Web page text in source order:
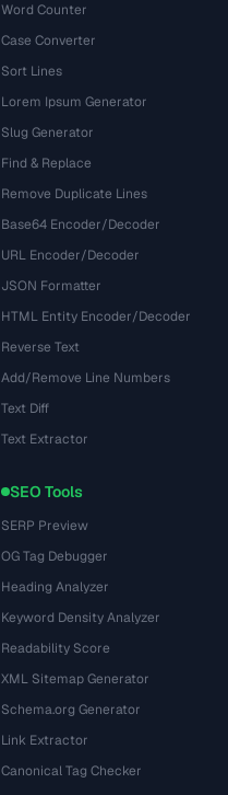
Word Counter
Case Converter
Sort Lines
Lorem Ipsum Generator
Slug Generator
Find & Replace
Remove Duplicate Lines
Base64 Encoder/Decoder
URL Encoder/Decoder
JSON Formatter
HTML Entity Encoder/Decoder
Reverse Text
Add/Remove Line Numbers
Text Diff
Text Extractor
SEO Tools
SERP Preview
OG Tag Debugger
Heading Analyzer
Keyword Density Analyzer
Readability Score
XML Sitemap Generator
Schema.org Generator
Link Extractor
Canonical Tag Checker